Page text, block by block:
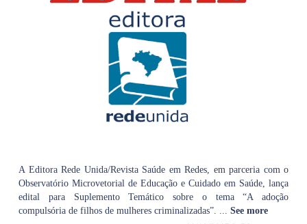
A Editora Rede Unida/Revista Saúde em Redes, em parceria com o
Observatório Microvetorial de Educação e Cuidado em Saúde, lança
edital para Suplemento Temático sobre o tema “A adoção
compulsória de filhos de mulheres criminalizadas”.
See more